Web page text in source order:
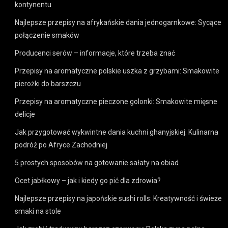
kontynentu
Najlepsze przepisy na afrykańskie dania jednogarnkowe: Sycące
połączenie smaków
Producenci serów – informacje, które trzeba znać
Przepisy na aromatyczne polskie uszka z grzybami: Smakowite
pierożki do barszczu
Przepisy na aromatyczne pieczone golonki: Smakowite mięsne
delicje
Jak przygotować wykwintne dania kuchni ghanyjskiej: Kulinarna
podróż po Afryce Zachodniej
5 prostych sposobów na gotowanie sałaty na obiad
Ocet jabłkowy – jak i kiedy go pić dla zdrowia?
Najlepsze przepisy na japońskie sushi rolls: Kreatywność i świeże
smaki na stole